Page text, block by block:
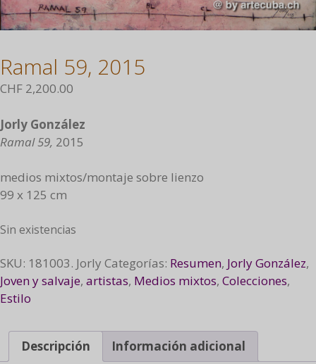
Ramal 59, 2015
CHF 2,200.00
Jorly González
Ramal 59, 2015
medios mixtos/montaje sobre lienzo
99 x 125 cm
Sin existencias
SKU: 181003. Jorly Categorías: Resumen, Jorly González,
Joven y salvaje, artistas, Medios mixtos, Colecciones,
Estilo
Descripción Información adicional